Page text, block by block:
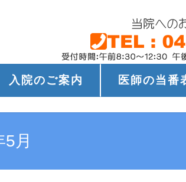
入院のご案内 医師の当番
月